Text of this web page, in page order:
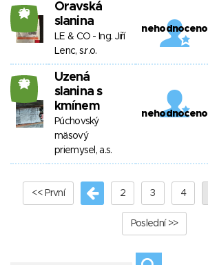
23
Oravská
slanina
LE & CO - Ing. Jiří
Lenc, s.r.o.
nehodnoceno
33
Uzená
slanina s
kmínem
Púchovský
mäsový
priemysel, a.s.
nehodnoceno
<< První 2 3 4
Poslední >>